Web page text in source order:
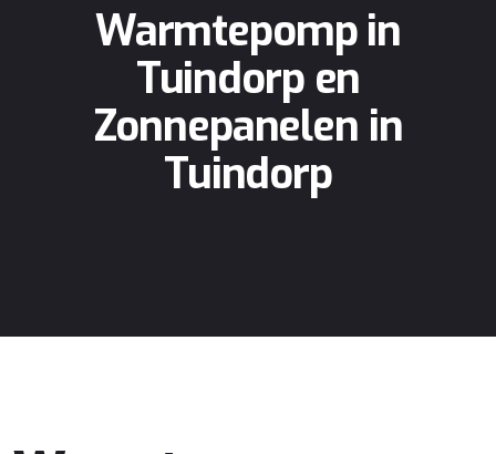
Warmtepomp in
Tuindorp en
Zonnepanelen in
Tuindorp